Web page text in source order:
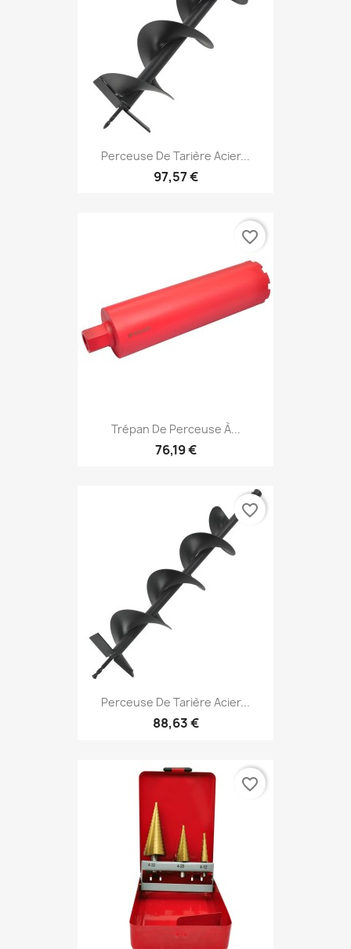
Perceuse De Tarière Acier...
97,57 €
Trépan De Perceuse À...
76,19 €
favorite_border
Perceuse De Tarière Acier...
88,63 €
favorite_border
favorite_border